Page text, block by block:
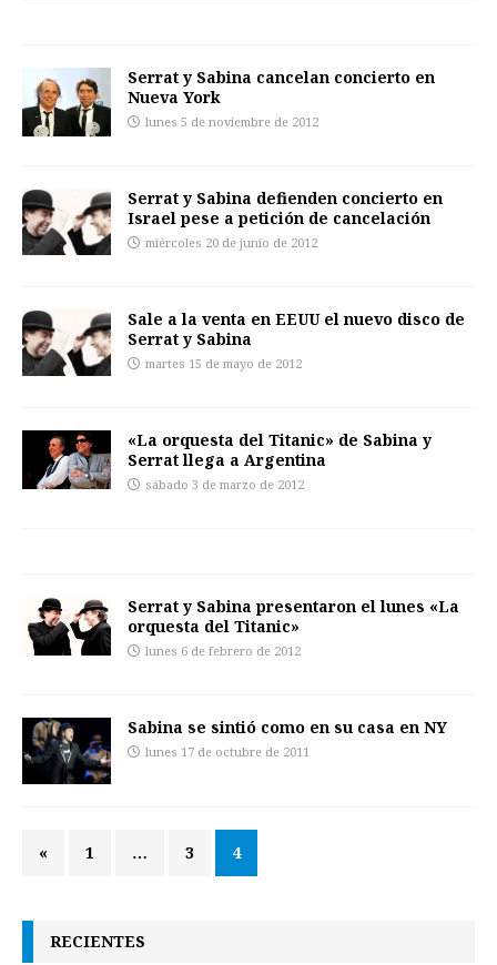
Serrat y Sabina cancelan concierto en
Nueva York
lunes 5 de noviembre de 2012
Serrat y Sabina defienden concierto en
Israel pese a petición de cancelación
miércoles 20 de junio de 2012
Sale a la venta en EEUU el nuevo disco de
Serrat y Sabina
martes 15 de mayo de 2012
«La orquesta del Titanic» de Sabina y
Serrat llega a Argentina
sábado 3 de marzo de 2012
Serrat y Sabina presentaron el lunes «La
orquesta del Titanic»
lunes 6 de febrero de 2012
Sabina se sintió como en su casa en NY
lunes 17 de octubre de 2011
« 1 … 3 4
RECIENTES